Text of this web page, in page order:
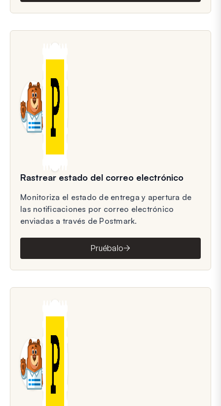
Rastrear estado del correo electrónico
Monitoriza el estado de entrega y apertura de
las notificaciones por correo electrónico
enviadas a través de Postmark.
Pruébalo